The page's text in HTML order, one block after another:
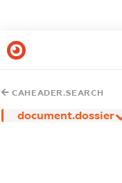
CAHEADER.SEARCH
document.dossier